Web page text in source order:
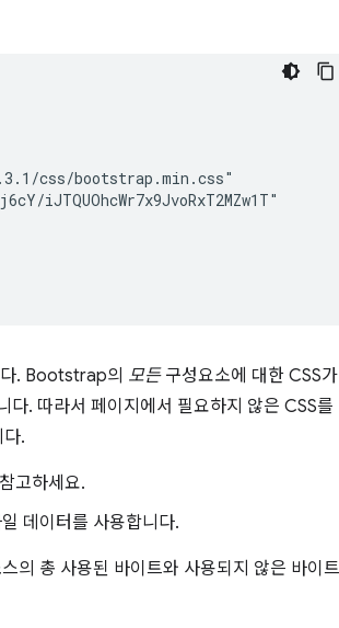
css/bootstrap.min.css"
iJTQUOhcWr7x9JvoRxT2MZw1T"
다. Bootstrap의 모든구성요소에 대한 CSS가
. 따라서 페이지에서 필요하지 않은 CSS를
.
고하세요.
데이터를 사용합니다.
의 총 사용된 바이트와 사용되지 않은 바이트